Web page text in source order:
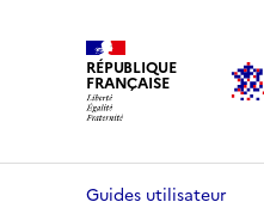
RÉPUBLIQUE
FRANÇAISE
Guides utilisateur